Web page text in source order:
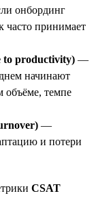
онбординг
часто принимает
to productivity) —
начинают
объёме, темпе
—
и потери
CSAT